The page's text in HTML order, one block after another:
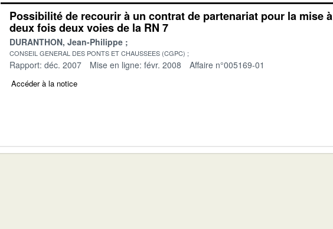
Possibilité de recourir à un contrat de partenariat pour la mise à
deux fois deux voies de la RN 7
DURANTHON, Jean-Philippe
CONSEIL GENERAL DES PONTS ET CHAUSSEES (CGPC)
Rapport: déc. 2007 Mise en ligne: févr. 2008 Affaire n°005169-01
Accéder à la notice